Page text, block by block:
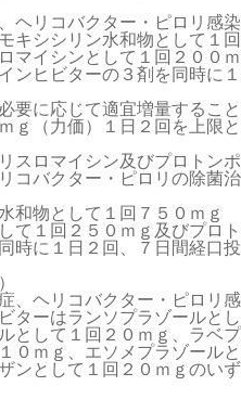
ヘリコバクター・ピロリ感染
キシシリン水和物として１回
マイシンとして１回２００ｍ
ンヒビターの３剤を同時に１
要に応じて適宜増量すること
ｇ（力価）１日２回を上限と
スロマイシン及びプロトンポ
コバクター・ピロリの除菌治
和物として１回７５０ｍｇ
て１回２５０ｍｇ及びプロト
時に１日２回、７日間経口投
、ヘリコバクター・ピロリ感
ターはランソプラゾールとし
として１回２０ｍｇ、ラベプ
０ｍｇ、エソメプラゾールと
ンとして１回２０ｍｇのいず